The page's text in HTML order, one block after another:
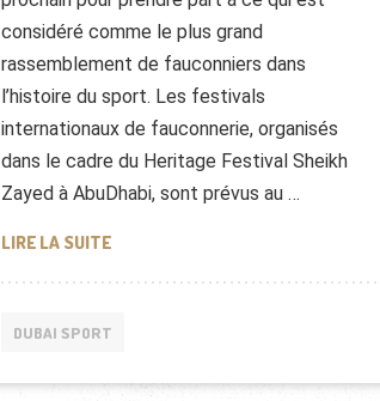
considéré comme le plus grand
rassemblement de fauconniers dans
l’histoire du sport. Les festivals
internationaux de fauconnerie, organisés
dans le cadre du Heritage Festival Sheikh
Zayed à AbuDhabi, sont prévus au …
LIRE LA SUITEABU DHABI, CAPITALE DES FAUCONS
DUBAI SPORT